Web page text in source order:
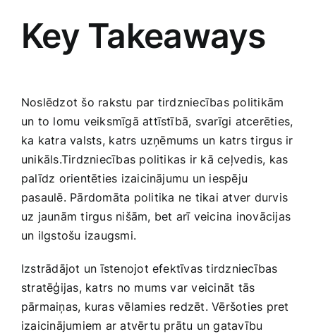
Key Takeaways
Noslēdzot šo rakstu par tirdzniecības politikām
un to lomu veiksmīgā attīstībā, svarīgi atcerēties,
ka katra valsts, ⁢katrs uzņēmums un katrs ⁢tirgus ⁣ir
unikāls.Tirdzniecības politikas ir kā ceļvedis, kas
palīdz orientēties izaicinājumu un iespēju
pasaulē. Pārdomāta politika⁤ ne tikai atver durvis
uz jaunām tirgus nišām, bet arī veicina inovācijas
un ilgstošu izaugsmi.
Izstrādājot un īstenojot efektīvas tirdzniecības
stratēģijas, katrs no mums var veicināt tās
pārmaiņas, kuras vēlamies redzēt. Vēršoties pret
‌izaicinājumiem ar atvērtu prātu un ‌gatavību